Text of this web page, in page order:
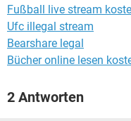
Fußball live stream
Ufc illegal stream
Bearshare legal
Bücher online lesen
2 Antworten